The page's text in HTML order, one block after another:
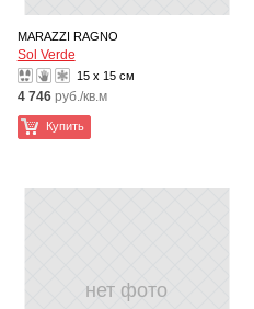
MARAZZI RAGNO
Sol Verde
15 x 15 см
4 746 руб./кв.м
Купить
нет фото